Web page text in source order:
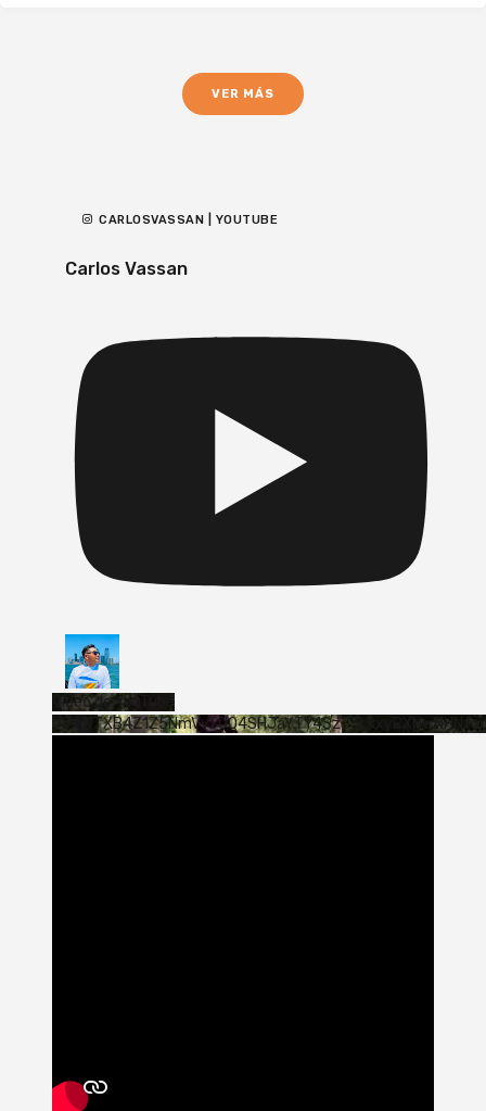
VER MÁS
CARLOSVASSAN | YOUTUBE
Carlos Vassan
Vídeo de YouTube